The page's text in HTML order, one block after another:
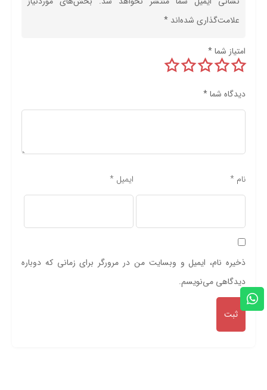
علامت‌گذاری شده‌اند *
امتیاز شما*
دیدگاه شما*
نام * ایمیل *
ذخیره نام، ایمیل و وبسایت من در مرورگر برای زمانی که دوباره
دیدگاهی می‌نویسم.